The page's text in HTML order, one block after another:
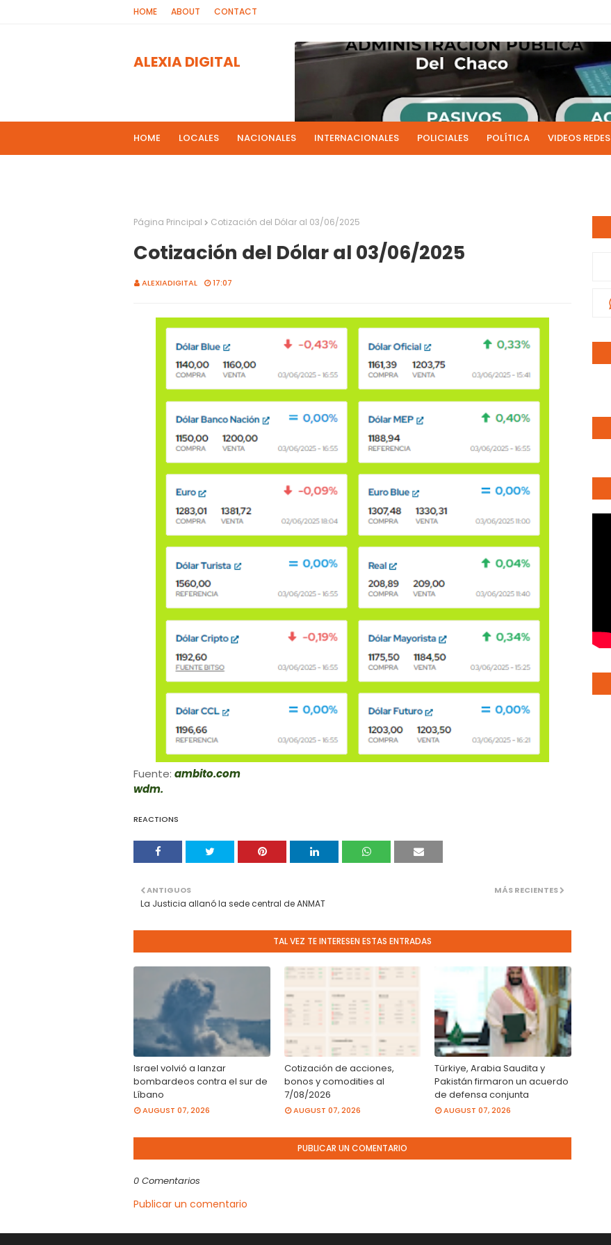
HOME ABOUT CONTACT
ALEXIA DIGITAL
HOME LOCALES NACIONALES INTERNACIONALES POLICIALES POLÍTICA VIDEOS REDES
Página Principal Cotización del Dólar al 03/06/2025
Cotización del Dólar al 03/06/2025
ALEXIADIGITAL 17:07
Fuente: ambito.com
wdm.
REACTIONS
MÁS RECIENTES
ANTIGUOS
La Justicia allanó la sede central de ANMAT
TAL VEZ TE INTERESEN ESTAS ENTRADAS
Israel volvió a lanzar
bombardeos contra el sur de
Líbano
AUGUST 07, 2026
Cotización de acciones,
bonos y comodities al
7/08/2026
AUGUST 07, 2026
Türkiye, Arabia Saudita y
Pakistán firmaron un acuerdo
de defensa conjunta
AUGUST 07, 2026
PUBLICAR UN COMENTARIO
0 Comentarios
Publicar un comentario